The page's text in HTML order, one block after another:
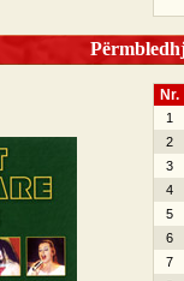
Nr.
1
2
3
4
5
6
7